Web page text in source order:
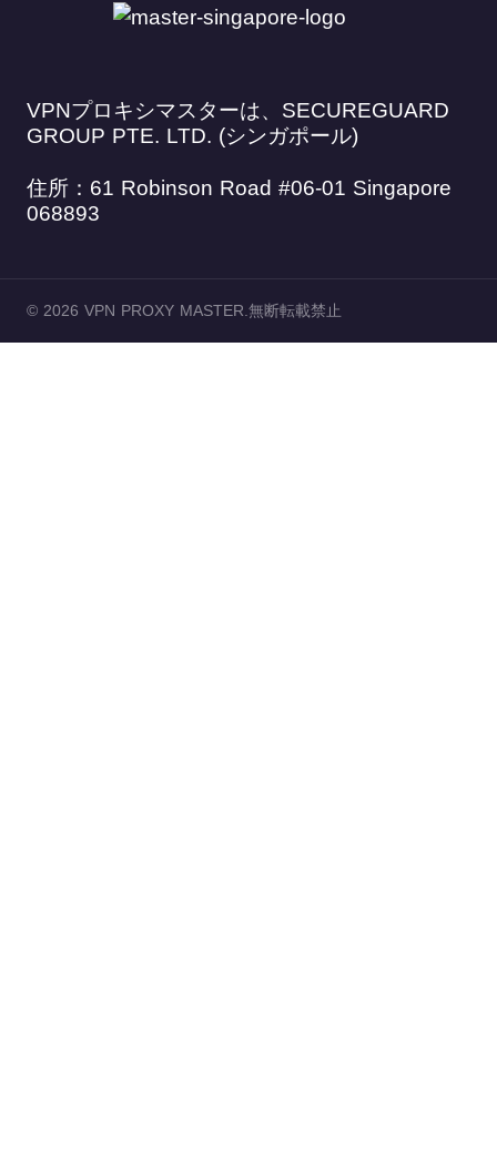
VPNプロキシマスターは、SECUREGUARD
GROUP PTE. LTD. (シンガポール)
住所：61 Robinson Road #06-01 Singapore
068893
© 2026 VPN PROXY MASTER.無断転載禁止